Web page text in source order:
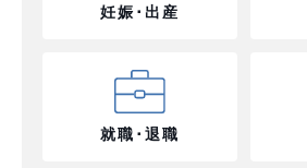
妊娠･出産
就職･退職